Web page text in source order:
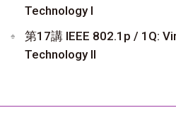
Technology I
第17講 IEEE 802.1p / 1Q:
Technology II